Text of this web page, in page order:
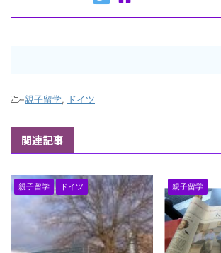
-親子留学, ドイツ
関連記事
親子留学 ドイツ 親子留学